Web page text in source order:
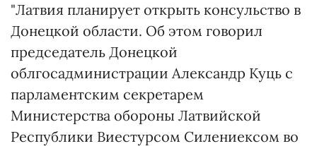
"Латвия планирует открыть консульство в
Донецкой области. Об этом говорил
председатель Донецкой
облгосадминистрации Александр Куць с
парламентским секретарем
Министерства обороны Латвийской
Республики Виестурсом Силениексом во